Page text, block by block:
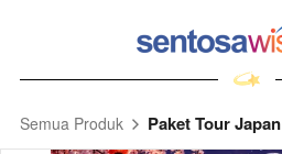
Semua Produk Paket Tour Japan